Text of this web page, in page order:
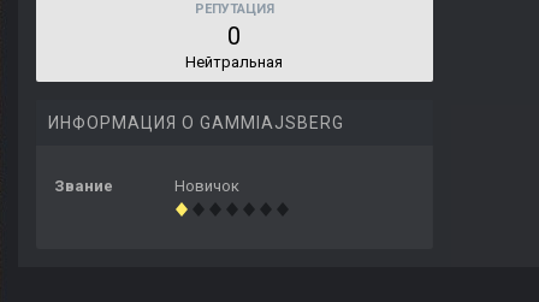
РЕПУТАЦИЯ
0
Нейтральная
ИНФОРМАЦИЯ О GAMMIAJSBERG
Звание Новичок